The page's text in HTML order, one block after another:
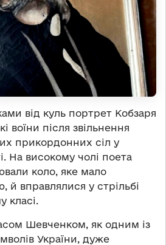
від куль портрет Кобзаря
воїни після звільнення
прикордонних сіл у
На високому чолі поета
коло, яке мало
й вправлялися у стрільбі
класі.
Шевченком, як одним із
України, дуже